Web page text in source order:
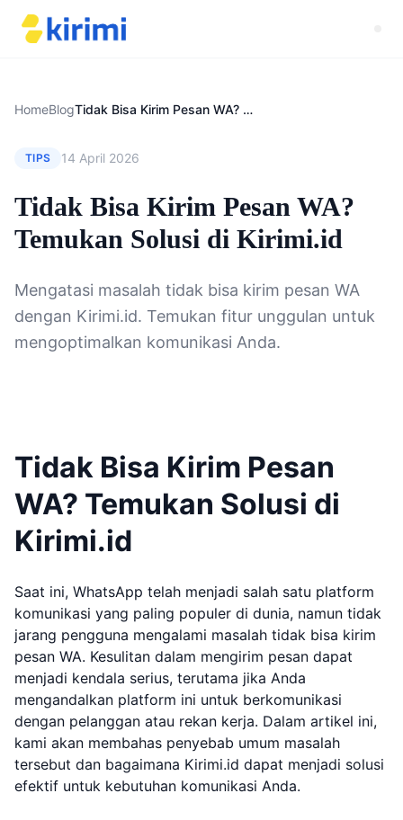
HomeBlog Tidak Bisa Kirim Pesan WA? Temukan Solusi di Kirimi.id
TIPS 14 April 2026
Tidak Bisa Kirim Pesan WA?
Temukan Solusi di Kirimi.id
Mengatasi masalah tidak bisa kirim pesan WA
dengan Kirimi.id. Temukan fitur unggulan untuk
mengoptimalkan komunikasi Anda.
Tidak Bisa Kirim Pesan
WA? Temukan Solusi di
Kirimi.id
Saat ini, WhatsApp telah menjadi salah satu platform
komunikasi yang paling populer di dunia, namun tidak
jarang pengguna mengalami masalah tidak bisa kirim
pesan WA. Kesulitan dalam mengirim pesan dapat
menjadi kendala serius, terutama jika Anda
mengandalkan platform ini untuk berkomunikasi
dengan pelanggan atau rekan kerja. Dalam artikel ini,
kami akan membahas penyebab umum masalah
tersebut dan bagaimana Kirimi.id dapat menjadi solusi
efektif untuk kebutuhan komunikasi Anda.